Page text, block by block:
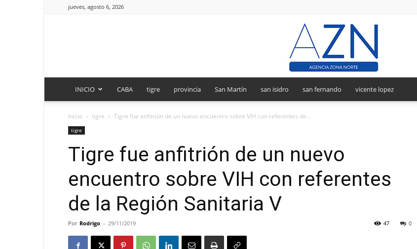
jueves, agosto 6, 2026
INICIO CABA tigre provincia San Martín san isidro san fernando vicente lopez
Inicio tigre Tigre fue anfitrión de un nuevo encuentro sobre VIH con referentes de...
tigre
Tigre fue anfitrión de un nuevo
encuentro sobre VIH con referentes
de la Región Sanitaria V
Por Rodrigo - 29/11/2019 0
47